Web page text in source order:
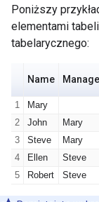
Poniższy
elementami
tabelarycznego: